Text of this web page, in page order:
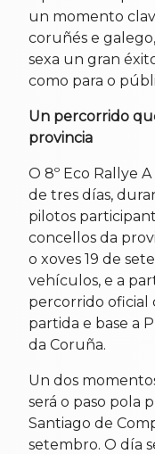
un momento
coruñés e
sexa un gran
como para o
Un percorrido
provincia
O 8º Eco Rallye
de tres días,
pilotos
concellos da
o xoves 19 de
vehículos, e a
percorrido
partida e base a
da Coruña.
Un dos
será o paso pola
Santiago de
setembro. O día